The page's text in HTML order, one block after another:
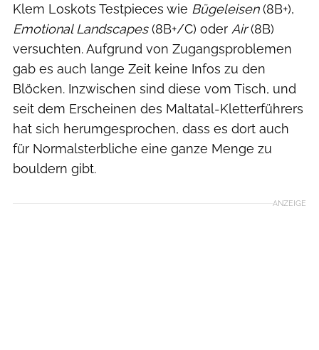
Klem Loskots Testpieces wie Bügeleisen(8B+),
Emotional Landscapes(8B+/C) oder Air(8B)
versuchten. Aufgrund von Zugangsproblemen
gab es auch lange Zeit keine Infos zu den
Blöcken. Inzwischen sind diese vom Tisch, und
seit dem Erscheinen des Maltatal-Kletterführers
hat sich herumgesprochen, dass es dort auch
für Normalsterbliche eine ganze Menge zu
bouldern gibt.
ANZEIGE